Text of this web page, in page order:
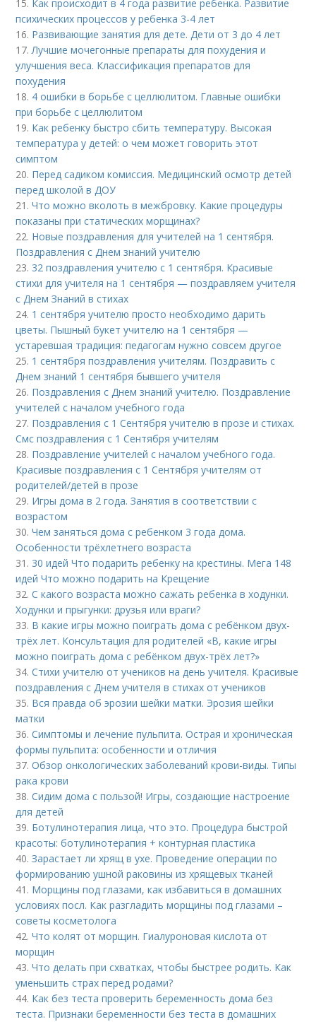
15. Как происходит в 4 года развитие ребенка. Развитие
психических процессов у ребенка 3-4 лет
16. Развивающие занятия для дете. Дети от 3 до 4 лет
17.Лучшие мочегонные препараты для похудения и
улучшения веса. Классификация препаратов для
похудения
18. 4 ошибки в борьбе с целлюлитом. Главные ошибки
при борьбе с целлюлитом
19. Как ребенку быстро сбить температуру. Высокая
температура у детей: о чем может говорить этот
симптом
20. Перед садиком комиссия. Медицинский осмотр детей
перед школой в ДОУ
21.Что можно вколоть в межбровку. Какие процедуры
показаны при статических морщинах?
22. Новые поздравления для учителей на 1 сентября.
Поздравления с Днем знаний учителю
23. 32 поздравления учителю с 1 сентября. Красивые
стихи для учителя на 1 сентября — поздравляем учителя
с Днем Знаний в стихах
24. 1 сентября учителю просто необходимо дарить
цветы. Пышный букет учителю на 1 сентября —
устаревшая традиция: педагогам нужно совсем другое
25. 1 сентября поздравления учителям. Поздравить с
Днем знаний 1 сентября бывшего учителя
26. Поздравления с Днем знаний учителю. Поздравление
учителей с началом учебного года
27. Поздравления с 1 Сентября учителю в прозе и стихах.
Смс поздравления с 1 Сентября учителям
28. Поздравление учителей с началом учебного года.
Красивые поздравления с 1 Сентября учителям от
родителей/детей в прозе
29. Игры дома в 2 года. Занятия в соответствии с
возрастом
30.Чем заняться дома с ребенком 3 года дома.
Особенности трёхлетнего возраста
31. 30 идей Что подарить ребенку на крестины. Мега 148
идей Что можно подарить на Крещение
32.С какого возраста можно сажать ребенка в ходунки.
Ходунки и прыгунки: друзья или враги?
33. В какие игры можно поиграть дома с ребёнком двух-
трёх лет. Консультация для родителей «В, какие игры
можно поиграть дома с ребёнком двух-трёх лет?»
34.Стихи учителю от учеников на день учителя. Красивые
поздравления с Днем учителя в стихах от учеников
35. Вся правда об эрозии шейки матки. Эрозия шейки
матки
36.Симптомы и лечение пульпита. Острая и хроническая
формы пульпита: особенности и отличия
37.Обзор онкологических заболеваний крови-виды. Типы
рака крови
38.Сидим дома с пользой! Игры, создающие настроение
для детей
39. Ботулинотерапия лица, что это. Процедура быстрой
красоты: ботулинотерапия + контурная пластика
40.Зарастает ли хрящ в ухе. Проведение операции по
формированию ушной раковины из хрящевых тканей
41. Морщины под глазами, как избавиться в домашних
условиях посл. Как разгладить морщины под глазами –
советы косметолога
42.Что колят от морщин. Гиалуроновая кислота от
морщин
43.Что делать при схватках, чтобы быстрее родить. Как
уменьшить страх перед родами?
44. Как без теста проверить беременность дома без
теста. Признаки беременности без теста в домашних